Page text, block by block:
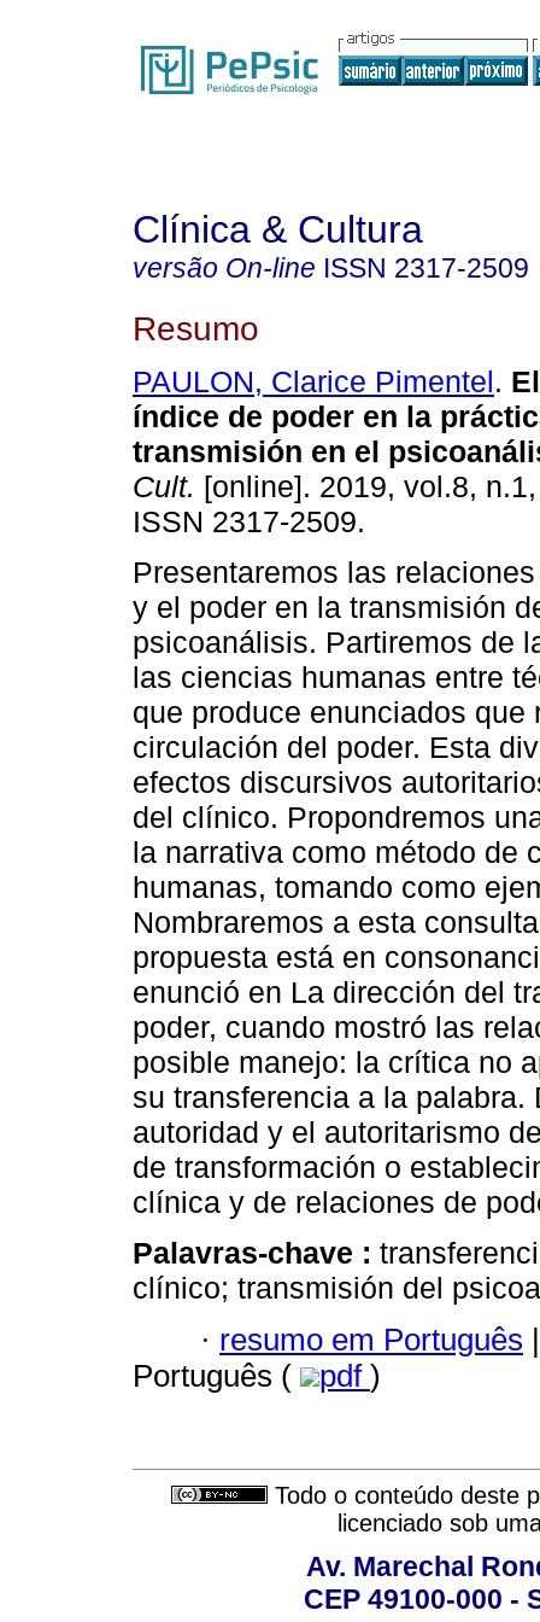
Clínica & Cultura
versão On-line ISSN 2317-2509
Resumo
PAULON, Clarice Pimentel.
índice de poder en la
transmisión en el
Cult. [online]. 2019, vol.8,
ISSN 2317-2509.
Presentaremos las
y el poder en la transmisión
psicoanálisis. Partiremos de
las ciencias humanas entre
que produce enunciados que
circulación del poder. Esta
efectos discursivos
del clínico. Propondremos
la narrativa como método de
humanas, tomando como
Nombraremos a esta
propuesta está en
enunció en La dirección del
poder, cuando mostró las
posible manejo: la crítica no
su transferencia a la
autoridad y el autoritarismo
de transformación o
clínica y de relaciones de
Palavras-chave :
clínico; transmisión del
· resumo em Português |
Português (
pdf )
Todo o conteúdo deste
licenciado sob
Av. Marechal
CEP 49100-000 -